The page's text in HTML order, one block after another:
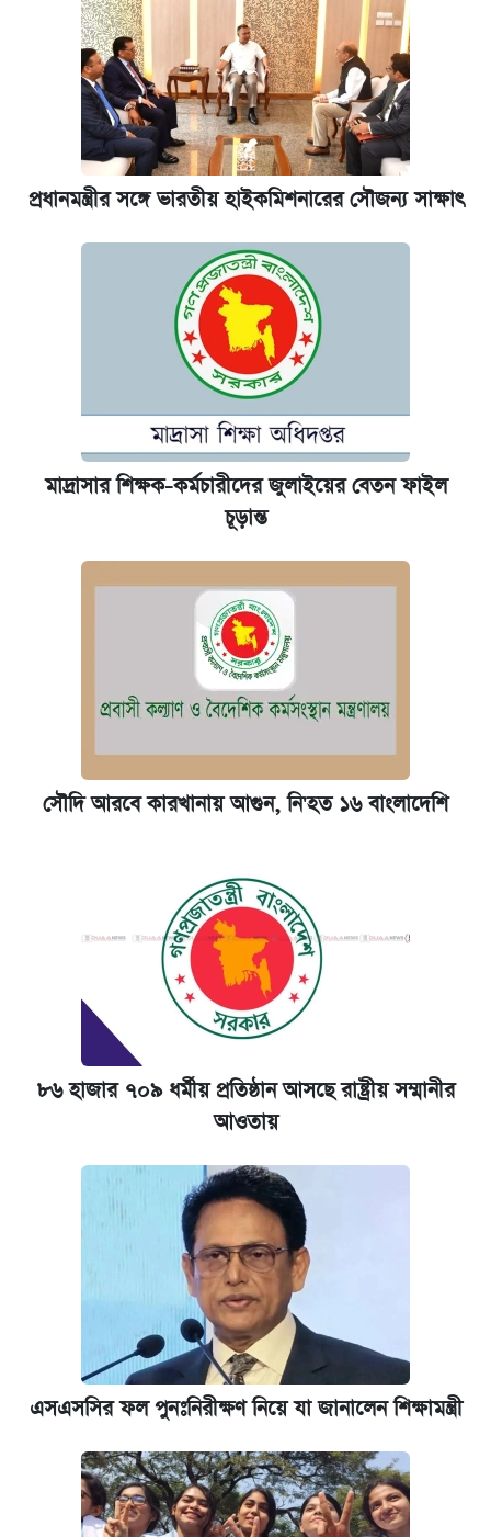
প্রধানমন্ত্রীর সঙ্গে ভারতীয় হাইকমিশনারের সৌজন্য সাক্ষাৎ
মাদ্রাসার শিক্ষক-কর্মচারীদের জুলাইয়ের বেতন ফাইল
চূড়ান্ত
সৌদি আরবে কারখানায় আগুন, নি'হত ১৬ বাংলাদেশি
৮৬ হাজার ৭০৯ ধর্মীয় প্রতিষ্ঠান আসছে রাষ্ট্রীয় সম্মানীর
আওতায়
এসএসসির ফল পুনঃনিরীক্ষণ নিয়ে যা জানালেন শিক্ষামন্ত্রী